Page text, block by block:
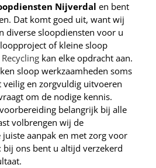
Nijverdal en bent
Dat komt goed uit, want wij
diverse sloopdiensten voor u
of kleine sloop
Recycling kan elke opdracht aan.
sloop werkzaamheden soms
veilig en zorgvuldig uitvoeren
om de nodige kennis.
belangrijk bij alle
volbrengen wij de
aanpak en met zorg voor
ons bent u altijd verzekerd